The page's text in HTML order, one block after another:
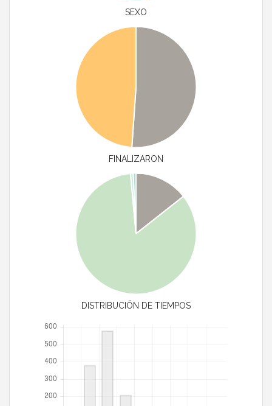
SEXO
FINALIZARON
DISTRIBUCIÓN DE TIEMPOS